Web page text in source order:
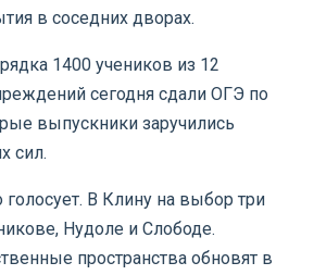
в соседних дворах.
1400 учеников из 12
сегодня сдали ОГЭ по
выпускники заручились
сил.
голосует. В Клину на выбор три
Нудоле и Слободе.
пространства обновят в